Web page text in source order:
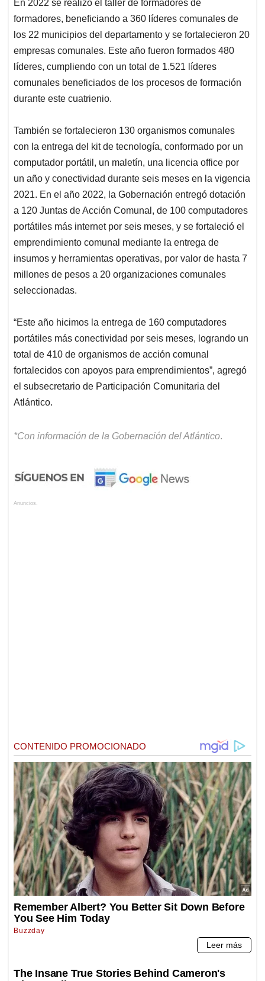
En 2022 se realizó el taller de formadores de
formadores, beneficiando a 360 líderes comunales de
los 22 municipios del departamento y se fortalecieron 20
empresas comunales. Este año fueron formados 480
líderes, cumpliendo con un total de 1.521 líderes
comunales beneficiados de los procesos de formación
durante este cuatrienio.
También se fortalecieron 130 organismos comunales
con la entrega del kit de tecnología, conformado por un
computador portátil, un maletín, una licencia office por
un año y conectividad durante seis meses en la vigencia
2021. En el año 2022, la Gobernación entregó dotación
a 120 Juntas de Acción Comunal, de 100 computadores
portátiles más internet por seis meses, y se fortaleció el
emprendimiento comunal mediante la entrega de
insumos y herramientas operativas, por valor de hasta 7
millones de pesos a 20 organizaciones comunales
seleccionadas.
“Este año hicimos la entrega de 160 computadores
portátiles más conectividad por seis meses, logrando un
total de 410 de organismos de acción comunal
fortalecidos con apoyos para emprendimientos”, agregó
el subsecretario de Participación Comunitaria del
Atlántico.
*Con información de la Gobernación del Atlántico.
Anuncios.